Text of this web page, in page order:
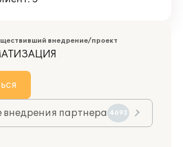
внедрение/проект
внедрения партнера 4693